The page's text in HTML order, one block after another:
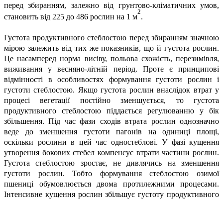
перед збиранням, залежно від грунтово-кліматичних умов,
становить від 225 до 486 рослин на 1 м
2
.
Густота продуктивного стеблостою перед збиранням значною
мірою залежить від тих же показників, що й густота рослин.
Це насамперед норма висіву, польова схожість, перезимівля,
виживання у весняно-літній період. Проте є принципові
відмінності в особливостях формування густоти рослин і
густоти стеблостою. Якщо густота рослин внаслідок втрат у
процесі вегетації постійно зменшується, то густота
продуктивного стеблостою піддається регулюванню у бік
збільшення. Під час фази сходів втрата рослин однозначно
веде до зменшення густоти пагонів на одиниці площі,
оскільки рослини в цей час одностеблові. У фазі кущення
утворення бокових стебел компенсує втрати частини рослин.
Густота стеблостою зростає, не дивлячись на зменшення
густоти рослин. Тобто формування стеблостою озимої
пшениці обумовлюється двома протилежними процесами.
Інтенсивне кущення рослин збільшує густоту продуктивного